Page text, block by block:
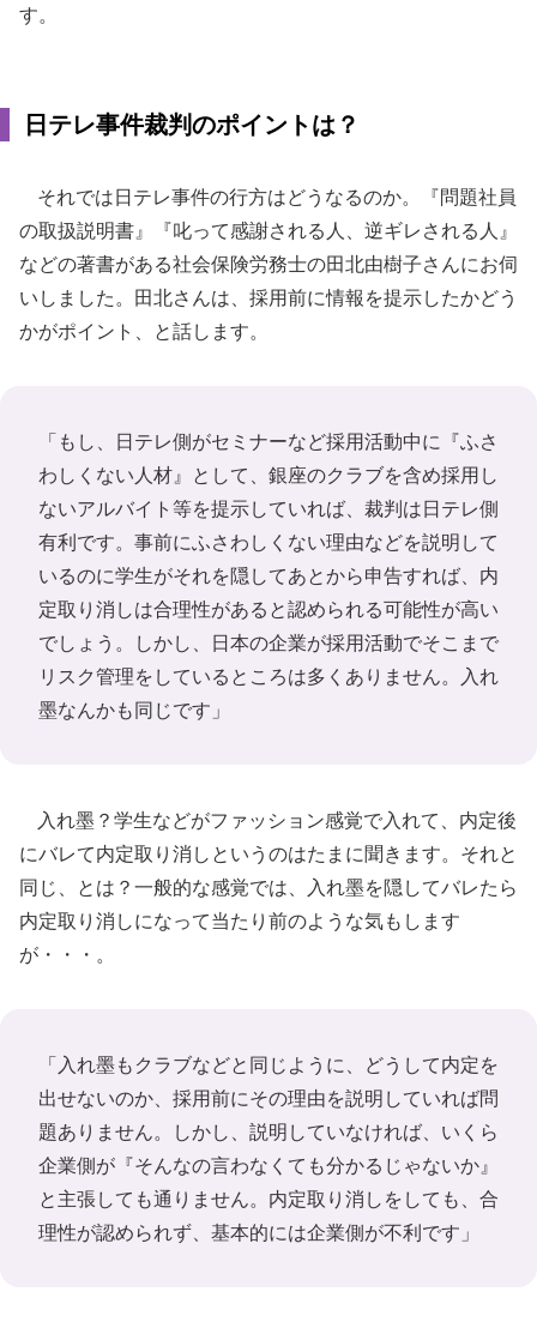
す。
日テレ事件裁判のポイントは？
それでは日テレ事件の行方はどうなるのか。『問題社員
の取扱説明書』『叱って感謝される人、逆ギレされる人』
などの著書がある社会保険労務士の田北由樹子さんにお伺
いしました。田北さんは、採用前に情報を提示したかどう
かがポイント、と話します。
「もし、日テレ側がセミナーなど採用活動中に『ふさ
わしくない人材』として、銀座のクラブを含め採用し
ないアルバイト等を提示していれば、裁判は日テレ側
有利です。事前にふさわしくない理由などを説明して
いるのに学生がそれを隠してあとから申告すれば、内
定取り消しは合理性があると認められる可能性が高い
でしょう。しかし、日本の企業が採用活動でそこまで
リスク管理をしているところは多くありません。入れ
墨なんかも同じです」
入れ墨？学生などがファッション感覚で入れて、内定後
にバレて内定取り消しというのはたまに聞きます。それと
同じ、とは？一般的な感覚では、入れ墨を隠してバレたら
内定取り消しになって当たり前のような気もします
が・・・。
「入れ墨もクラブなどと同じように、どうして内定を
出せないのか、採用前にその理由を説明していれば問
題ありません。しかし、説明していなければ、いくら
企業側が『そんなの言わなくても分かるじゃないか』
と主張しても通りません。内定取り消しをしても、合
理性が認められず、基本的には企業側が不利です」